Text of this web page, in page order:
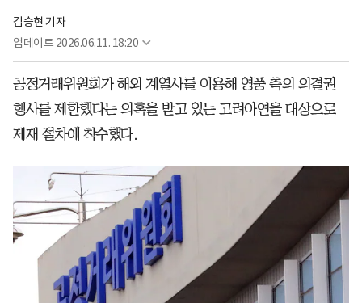
김승현 기자
업데이트 2026.06.11. 18:20
공정거래위원회가 해외 계열사를 이용해 영풍 측의 의결권
행사를 제한했다는 의혹을 받고 있는 고려아연을 대상으로
제재 절차에 착수했다.